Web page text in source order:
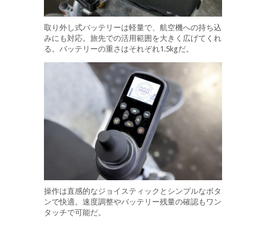
取り外し式バッテリーは軽量で、航空機への持ち込
みにも対応。旅先での活用範囲を大きく広げてくれ
る。バッテリーの重さはそれぞれ1.5kgだ。
操作は直感的なジョイスティックとシンプルなボタ
ンで快適。速度調整やバッテリー残量の確認もワン
タッチで可能だ。